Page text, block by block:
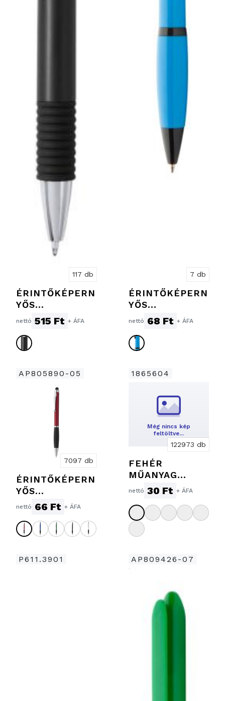
117 db
ÉRINTŐKÉPERN
YŐS
GOLYÓSTOLL
nettó 515 Ft + ÁFA
7 db
ÉRINTŐKÉPERN
YŐS
GOLYÓSTOLL
nettó 68 Ft + ÁFA
AP805890-05
7097 db
ÉRINTŐKÉPERN
YŐS
GOLYÓSTOLL
nettó 66 Ft + ÁFA
1865604
Még nincs kép
feltöltve…
122973 db
FEHÉR
MŰANYAG
GOLYÓSTOLL
nettó 30 Ft + ÁFA
P611.3901 AP809426-07